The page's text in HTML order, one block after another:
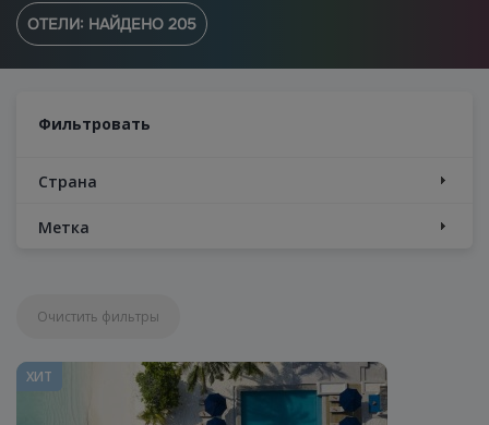
ОТЕЛИ: НАЙДЕНО 205
Фильтровать
Страна
Метка
Очистить фильтры
ХИТ